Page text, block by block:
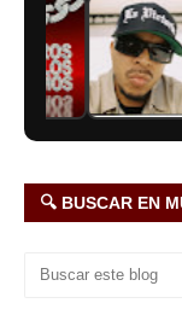
🔍 BUSCAR EN